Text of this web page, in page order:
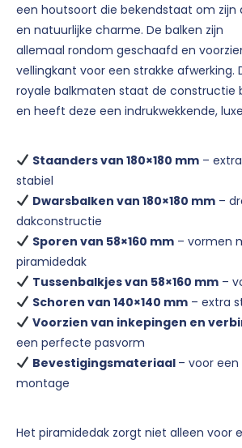
een houtsoort die bekendstaat om zijn
en natuurlijke charme. De balken zijn
allemaal rondom geschaafd en
vellingkant voor een strakke afwerking.
royale balkmaten staat de constructie
en heeft deze een indrukwekkende,
Staanders van 180×180 mm–
stabiel
Dwarsbalken van 180×180 mm–
dakconstructie
Sporen van 58×160 mm– vormen
piramidedak
Tussenbalkjes van 58×160 mm–
Schoren van 140×140 mm– extra
Voorzien van inkepingen en
een perfecte pasvorm
Bevestigingsmateriaal – voor
montage
Het piramidedak zorgt niet alleen voor